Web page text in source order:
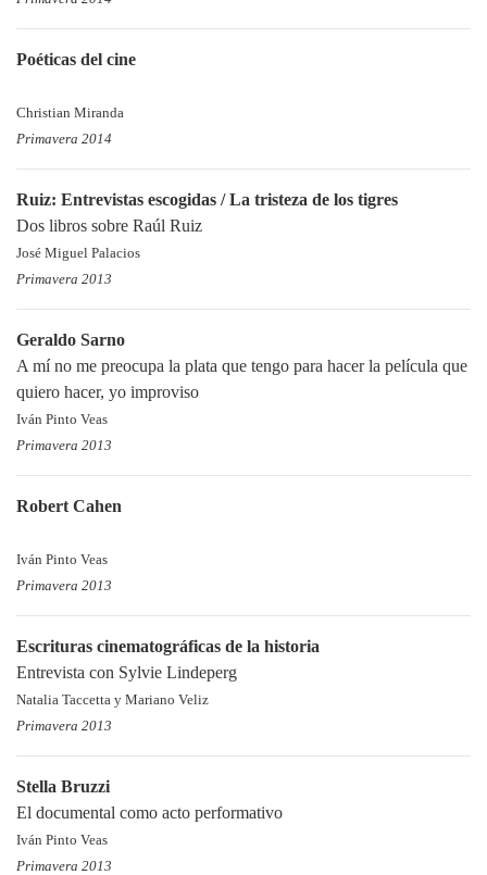
Poéticas del cine
Christian Miranda
Primavera 2014
Ruiz: Entrevistas escogidas / La tristeza de los tigres
Dos libros sobre Raúl Ruiz
José Miguel Palacios
Primavera 2013
Geraldo Sarno
A mí no me preocupa la plata que tengo para hacer la película que
quiero hacer, yo improviso
Iván Pinto Veas
Primavera 2013
Robert Cahen
Iván Pinto Veas
Primavera 2013
Escrituras cinematográficas de la historia
Entrevista con Sylvie Lindeperg
Natalia Taccetta y Mariano Veliz
Primavera 2013
Stella Bruzzi
El documental como acto performativo
Iván Pinto Veas
Primavera 2013